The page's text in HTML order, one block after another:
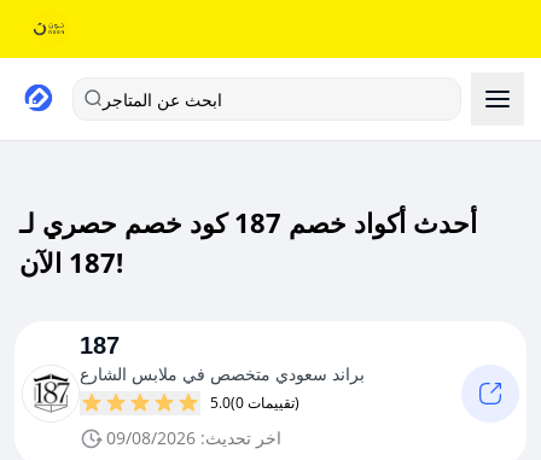
ابحث عن المتاجر
أحدث أكواد خصم 187 كود خصم حصري لـ
187 الآن!
187
براند سعودي متخصص في ملابس الشارع
5.0 (0 تقييمات)
اخر تحديث: 09/08/2026